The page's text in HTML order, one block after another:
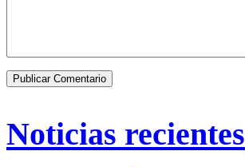
Noticias recientes